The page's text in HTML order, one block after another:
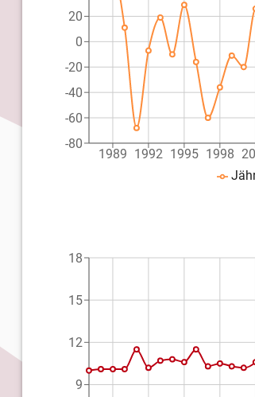
1989 1992 1995 1998
-80
-60
-40
-20
0
20
9
12
15
18